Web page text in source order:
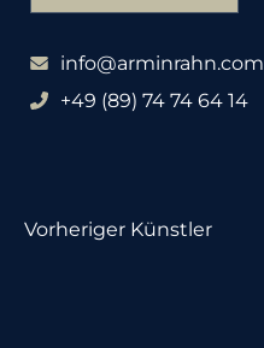
info@arminrahn.com
+49 (89) 74 74 64 14
Vorheriger Künstler